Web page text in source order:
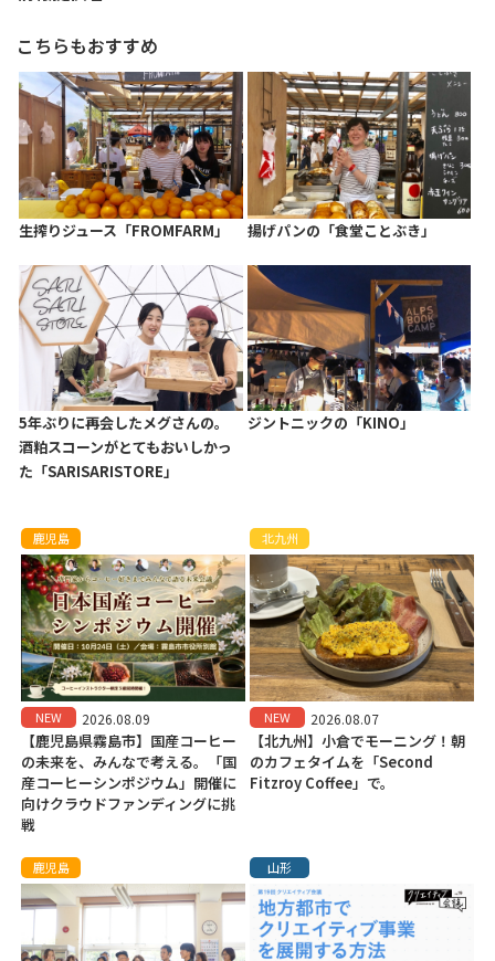
こちらもおすすめ
生搾りジュース「FROMFARM」 揚げパンの「食堂ことぶき」
5年ぶりに再会したメグさんの。
酒粕スコーンがとてもおいしかっ
た「SARISARISTORE」
ジントニックの「KINO」
鹿児島
NEW 2026.08.09
【鹿児島県霧島市】国産コーヒー
の未来を、みんなで考える。「国
産コーヒーシンポジウム」開催に
向けクラウドファンディングに挑
戦
北九州
NEW 2026.08.07
【北九州】小倉でモーニング！朝
のカフェタイムを「Second
Fitzroy Coffee」で。
鹿児島 山形